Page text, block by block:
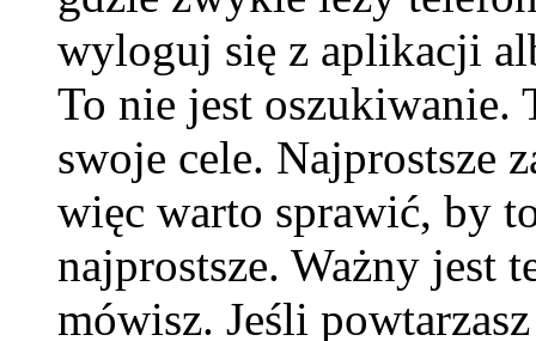
wyloguj się z aplikacji
To nie jest oszukiwanie.
swoje cele. Najprostsze
więc warto sprawić, by
najprostsze. Ważny jest
mówisz. Jeśli